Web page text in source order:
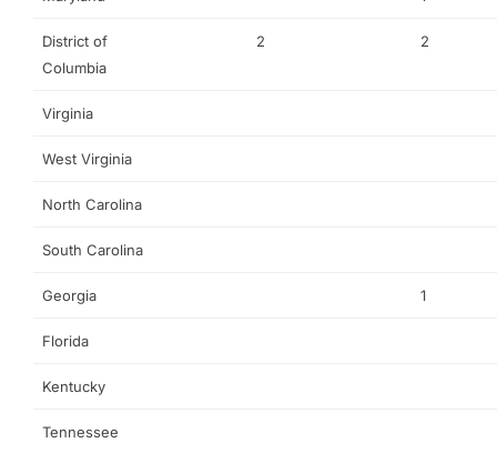
District of
Columbia
2 2
Virginia
West Virginia
North Carolina
South Carolina
Georgia 1
Florida
Kentucky
Tennessee